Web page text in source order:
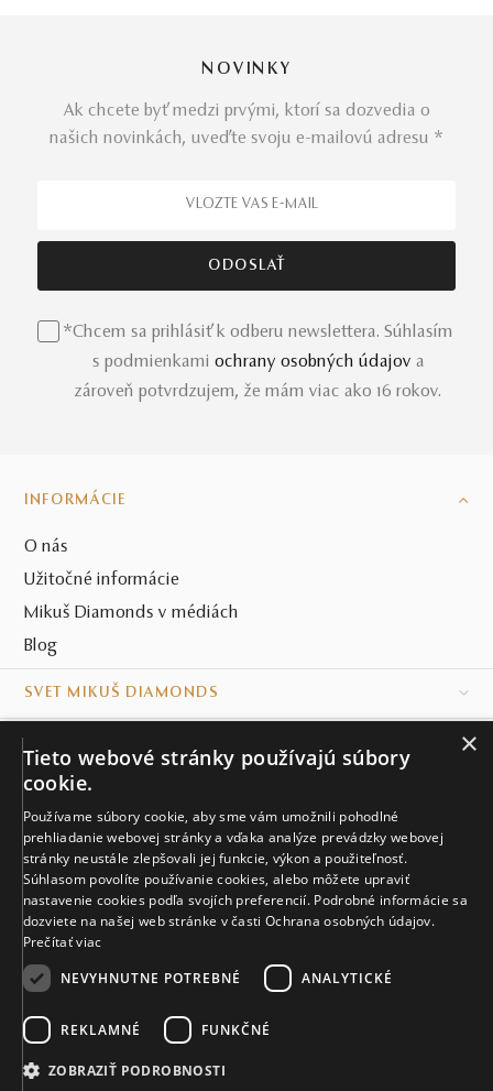
NOVINKY
Ak chcete byť medzi prvými, ktorí sa dozvedia o
našich novinkách, uveďte svoju e-mailovú adresu *
*Chcem sa prihlásiť k odberu newslettera. Súhlasím
s podmienkami ochrany osobných údajov a
zároveň potvrdzujem, že mám viac ako 16 rokov.
INFORMÁCIE
O nás
Užitočné informácie
Mikuš Diamonds v médiách
Blog
SVET MIKUŠ DIAMONDS
KONTAKT
Naše klenotníctva
Sídlo spoločnosti
© MIKUŠ DIAMONDS, A.S. 2026. VŠETKY PRÁVA VYHRADENÉ.
×
Tieto webové stránky používajú súbory
cookie.
Používame súbory cookie, aby sme vám umožnili pohodlné
prehliadanie webovej stránky a vďaka analýze prevádzky webovej
stránky neustále zlepšovali jej funkcie, výkon a použiteľnosť.
Súhlasom povolíte používanie cookies, alebo môžete upraviť
nastavenie cookies podľa svojích preferencií. Podrobné informácie sa
dozviete na našej web stránke v časti Ochrana osobných údajov.
Prečítať viac
NEVYHNUTNE POTREBNÉ
ANALYTICKÉ
REKLAMNÉ FUNKČNÉ
ZOBRAZIŤ PODROBNOSTI